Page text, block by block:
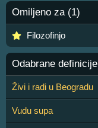
Omiljeno za (1)
Filozofinjo
Odabrane definicije
Živi i radi u Beogradu
Vudu supa